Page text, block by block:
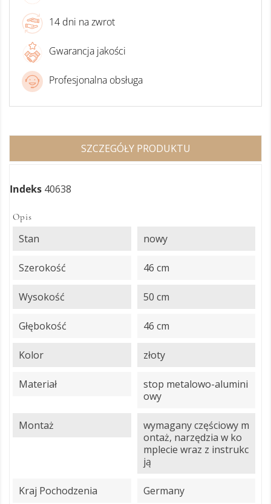
14 dni na zwrot
Gwarancja jakości
Profesjonalna obsługa
SZCZEGÓŁY PRODUKTU
Indeks 40638
Opis
Stan nowy
Szerokość 46 cm
Wysokość 50 cm
Głębokość 46 cm
Kolor złoty
Materiał
stop metalowo-alumini
owy
Montaż
wymagany częściowy m
ontaż, narzędzia w ko
mplecie wraz z instrukc
ją
Kraj Pochodzenia Germany